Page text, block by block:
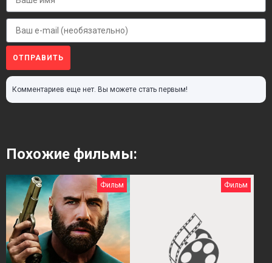
ОТПРАВИТЬ
Комментариев еще нет. Вы можете стать первым!
Похожие фильмы:
Фильм Фильм